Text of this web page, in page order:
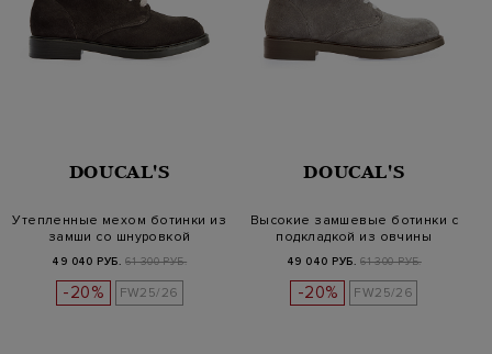
DOUCAL'S
Утепленные мехом ботинки из
замши со шнуровкой
49 040 РУБ. 61 300 РУБ.
-20% FW25/26
DOUCAL'S
Высокие замшевые ботинки с
подкладкой из овчины
49 040 РУБ. 61 300 РУБ.
-20% FW25/26